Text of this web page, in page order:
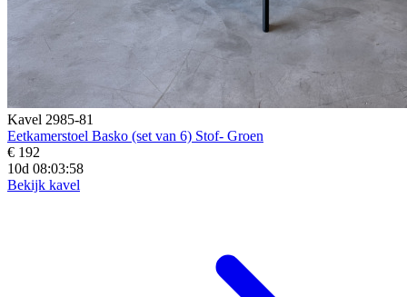
Kavel 2985-81
Eetkamerstoel Basko (set van 6) Stof- Groen
€ 192
10d 08:03:57
Bekijk kavel